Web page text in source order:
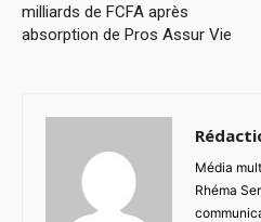
milliards de FCFA après
absorption de Pros Assur Vie
Média
Rhéma